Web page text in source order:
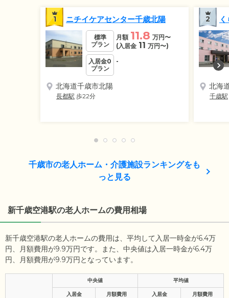
1 ニチイケアセンター千歳北陽
標準
プラン
月額 11.8 万円〜
(入居金 11 万円〜)
入居金0
プラン
-
北海道千歳市北陽
長都駅 歩22分
2
北海
千歳駅
千歳市の老人ホーム・介護施設ランキングをも
っと見る
新千歳空港駅の老人ホームの費用相場
新千歳空港駅の老人ホームの費用は、平均して入居一時金が6.4万
円、月額費用が9.9万円です。また、中央値は入居一時金が6.4万
円、月額費用が9.9万円となっています。
中央値 平均値
入居金 月額費用 入居金 月額費用